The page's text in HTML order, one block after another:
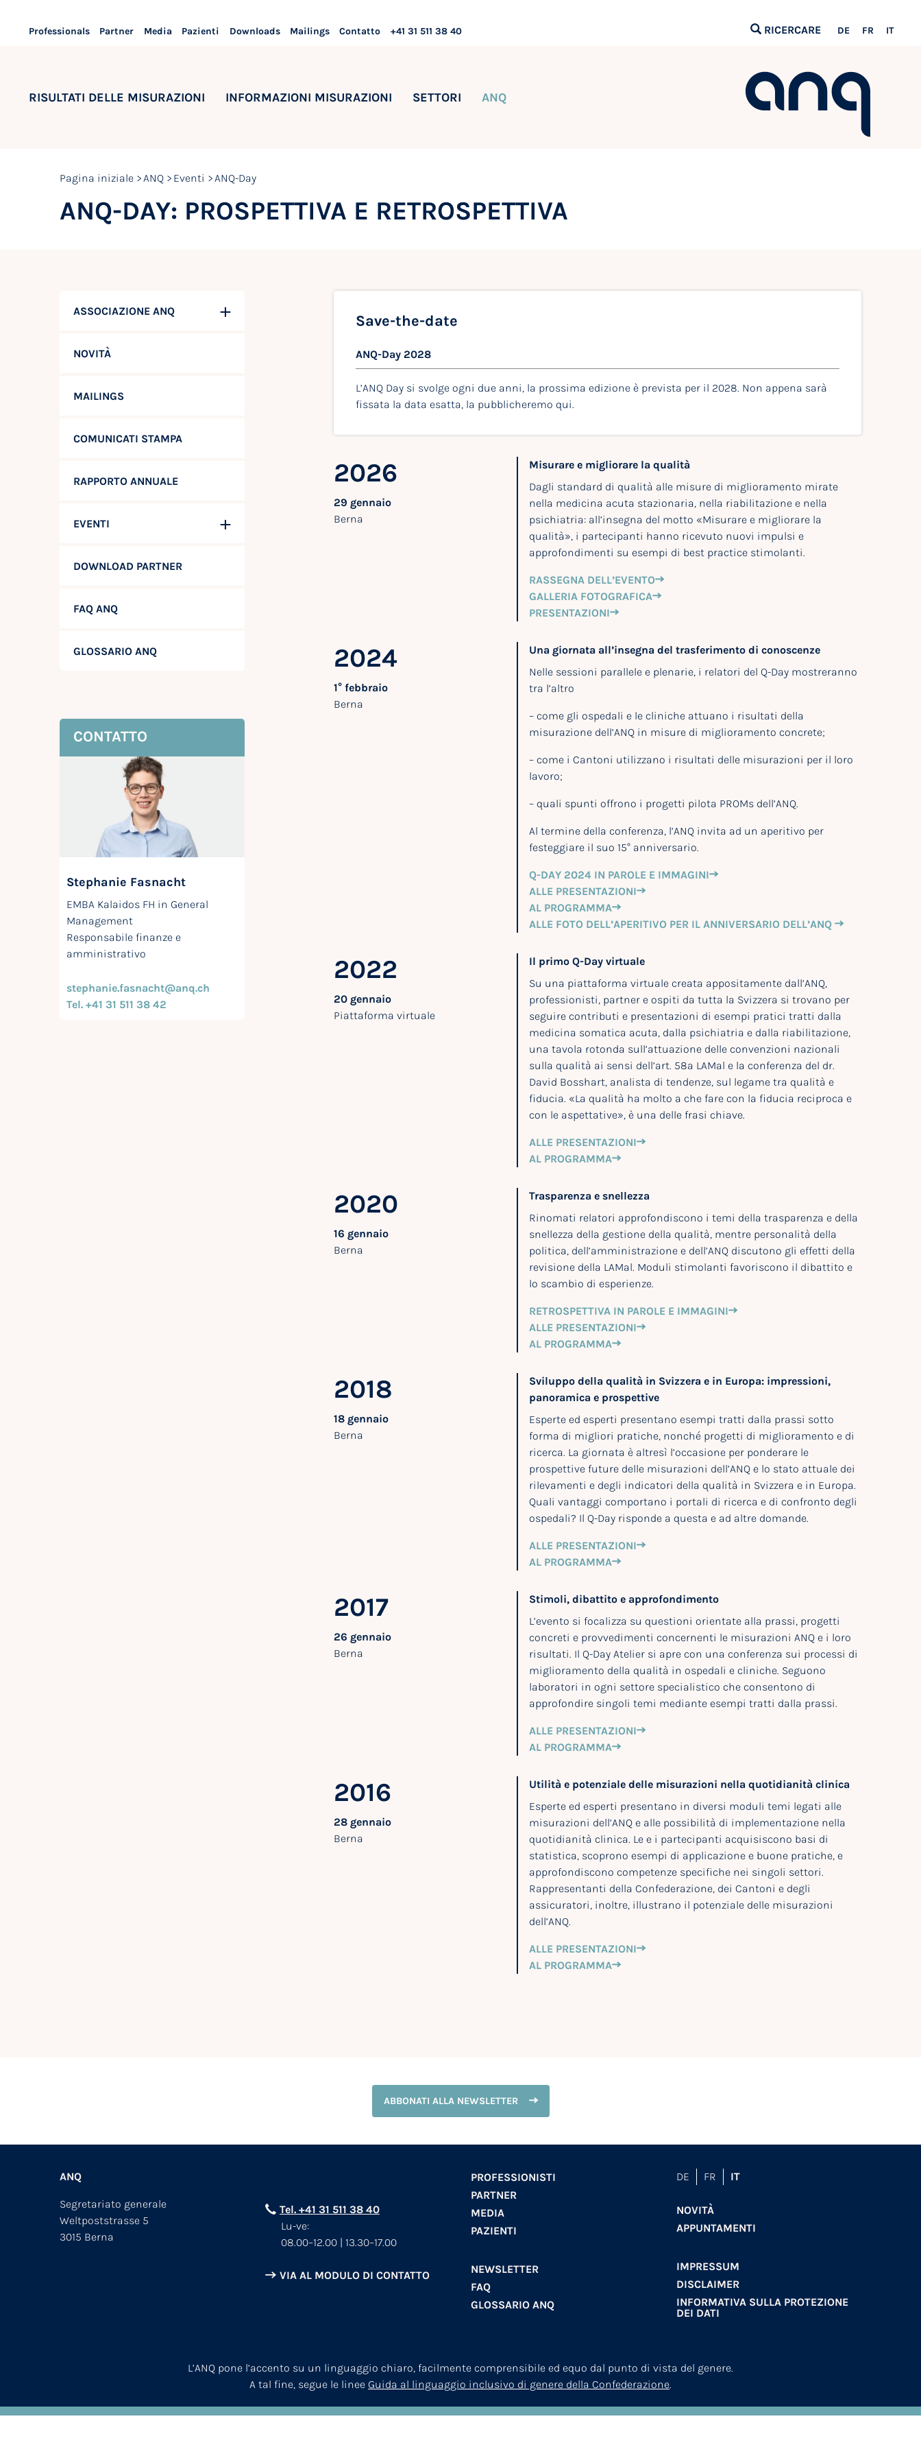
Professionals Partner Media Pazienti Downloads Mailings Contatto +41 31 511 38 40 RICERCARE DE FR IT
RISULTATI DELLE MISURAZIONI INFORMAZIONI MISURAZIONI SETTORI ANQ
Pagina iniziale ANQ Eventi ANQ-Day
ANQ-DAY: PROSPETTIVA E RETROSPETTIVA
ASSOCIAZIONE ANQ
NOVITÀ
MAILINGS
COMUNICATI STAMPA
RAPPORTO ANNUALE
EVENTI
DOWNLOAD PARTNER
FAQ ANQ
GLOSSARIO ANQ
CONTATTO
Stephanie Fasnacht
EMBA Kalaidos FH in General
Management
Responsabile finanze e
amministrativo
stephanie.fasnacht@anq.ch
Tel. +41 31 511 38 42
Save-the-date
ANQ-Day 2028
L’ANQ Day si svolge ogni due anni, la prossima edizione è prevista per il 2028. Non appena sarà
fissata la data esatta, la pubblicheremo qui.
2026
29 gennaio
Berna
Misurare e migliorare la qualità
Dagli standard di qualità alle misure di miglioramento mirate
nella medicina acuta stazionaria, nella riabilitazione e nella
psichiatria: all’insegna del motto «Misurare e migliorare la
qualità», i partecipanti hanno ricevuto nuovi impulsi e
approfondimenti su esempi di best practice stimolanti.
RASSEGNA DELL’EVENTO
GALLERIA FOTOGRAFICA
PRESENTAZIONI
2024
1° febbraio
Berna
Una giornata all’insegna del trasferimento di conoscenze
Nelle sessioni parallele e plenarie, i relatori del Q-Day mostreranno
tra l’altro
– come gli ospedali e le cliniche attuano i risultati della
misurazione dell’ANQ in misure di miglioramento concrete;
– come i Cantoni utilizzano i risultati delle misurazioni per il loro
lavoro;
– quali spunti offrono i progetti pilota PROMs dell’ANQ.
Al termine della conferenza, l’ANQ invita ad un aperitivo per
festeggiare il suo 15° anniversario.
Q-DAY 2024 IN PAROLE E IMMAGINI
ALLE PRESENTAZIONI
AL PROGRAMMA
ALLE FOTO DELL’APERITIVO PER IL ANNIVERSARIO DELL’ANQ
2022
20 gennaio
Piattaforma virtuale
Il primo Q-Day virtuale
Su una piattaforma virtuale creata appositamente dall’ANQ,
professionisti, partner e ospiti da tutta la Svizzera si trovano per
seguire contributi e presentazioni di esempi pratici tratti dalla
medicina somatica acuta, dalla psichiatria e dalla riabilitazione,
una tavola rotonda sull’attuazione delle convenzioni nazionali
sulla qualità ai sensi dell’art. 58a LAMal e la conferenza del dr.
David Bosshart, analista di tendenze, sul legame tra qualità e
fiducia. «La qualità ha molto a che fare con la fiducia reciproca e
con le aspettative», è una delle frasi chiave.
ALLE PRESENTAZIONI
AL PROGRAMMA
2020
16 gennaio
Berna
Trasparenza e snellezza
Rinomati relatori approfondiscono i temi della trasparenza e della
snellezza della gestione della qualità, mentre personalità della
politica, dell’amministrazione e dell’ANQ discutono gli effetti della
revisione della LAMal. Moduli stimolanti favoriscono il dibattito e
lo scambio di esperienze.
RETROSPETTIVA IN PAROLE E IMMAGINI
ALLE PRESENTAZIONI
AL PROGRAMMA
2018
18 gennaio
Berna
Sviluppo della qualità in Svizzera e in Europa: impressioni,
panoramica e prospettive
Esperte ed esperti presentano esempi tratti dalla prassi sotto
forma di migliori pratiche, nonché progetti di miglioramento e di
ricerca. La giornata è altresì l’occasione per ponderare le
prospettive future delle misurazioni dell’ANQ e lo stato attuale dei
rilevamenti e degli indicatori della qualità in Svizzera e in Europa.
Quali vantaggi comportano i portali di ricerca e di confronto degli
ospedali? Il Q-Day risponde a questa e ad altre domande.
ALLE PRESENTAZIONI
AL PROGRAMMA
2017
26 gennaio
Berna
Stimoli, dibattito e approfondimento
L’evento si focalizza su questioni orientate alla prassi, progetti
concreti e provvedimenti concernenti le misurazioni ANQ e i loro
risultati. Il Q-Day Atelier si apre con una conferenza sui processi di
miglioramento della qualità in ospedali e cliniche. Seguono
laboratori in ogni settore specialistico che consentono di
approfondire singoli temi mediante esempi tratti dalla prassi.
ALLE PRESENTAZIONI
AL PROGRAMMA
2016
28 gennaio
Berna
Utilità e potenziale delle misurazioni nella quotidianità clinica
Esperte ed esperti presentano in diversi moduli temi legati alle
misurazioni dell’ANQ e alle possibilità di implementazione nella
quotidianità clinica. Le e i partecipanti acquisiscono basi di
statistica, scoprono esempi di applicazione e buone pratiche, e
approfondiscono competenze specifiche nei singoli settori.
Rappresentanti della Confederazione, dei Cantoni e degli
assicuratori, inoltre, illustrano il potenziale delle misurazioni
dell’ANQ.
ALLE PRESENTAZIONI
AL PROGRAMMA
ABBONATI ALLA NEWSLETTER
ANQ
Segretariato generale
Weltpoststrasse 5
3015 Berna
Tel. +41 31 511 38 40
Lu-ve:
08.00–12.00 | 13.30–17.00
VIA AL MODULO DI CONTATTO
PROFESSIONISTI
PARTNER
MEDIA
PAZIENTI
NEWSLETTER
FAQ
GLOSSARIO ANQ
DE FR IT
NOVITÀ
APPUNTAMENTI
IMPRESSUM
DISCLAIMER
INFORMATIVA SULLA PROTEZIONE
DEI DATI
L’ANQ pone l’accento su un linguaggio chiaro, facilmente comprensibile ed equo dal punto di vista del genere.
A tal fine, segue le linee Guida al linguaggio inclusivo di genere della Confederazione.